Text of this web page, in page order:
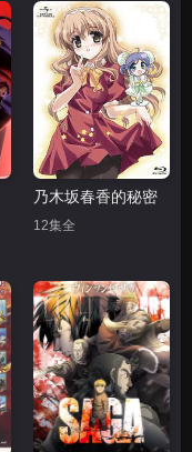
乃木坂春香的秘密
12集全